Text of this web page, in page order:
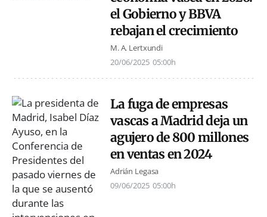
el Gobierno y BBVA
rebajan el crecimiento
M. A. Lertxundi
20/06/2025 05:00h
La fuga de empresas
vascas a Madrid deja un
agujero de 800 millones
en ventas en 2024
Adrián Legasa
09/06/2025 05:00h